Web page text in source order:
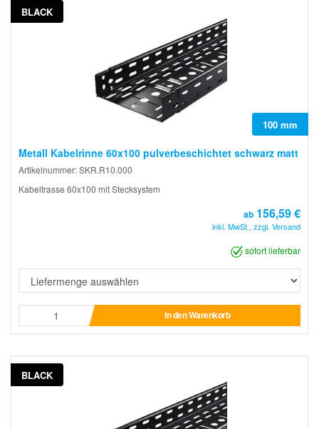
BLACK
100 mm
Metall Kabelrinne 60x100 pulverbeschichtet schwarz matt
Artikelnummer: SKR.R10.000
Kabeltrasse 60x100 mit Stecksystem
ab 156,59 €
inkl. MwSt., zzgl. Versand
sofort lieferbar
In den Warenkorb
BLACK